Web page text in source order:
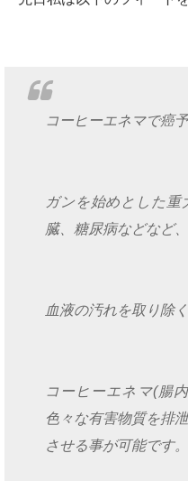
コーヒーエネマで癌
ガンを始めとした
臓、糖尿病などなど、
血液の汚れを取り除
コーヒーエネマ(腸
色々な有害物質を排
させる事が可能です